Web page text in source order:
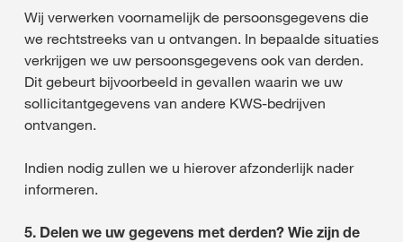
Wij verwerken voornamelijk de persoonsgegevens die
we rechtstreeks van u ontvangen. In bepaalde situaties
verkrijgen we uw persoonsgegevens ook van derden.
Dit gebeurt bijvoorbeeld in gevallen waarin we uw
sollicitantgegevens van andere KWS-bedrijven
ontvangen.
Indien nodig zullen we u hierover afzonderlijk nader
informeren.
5. Delen we uw gegevens met derden? Wie zijn de